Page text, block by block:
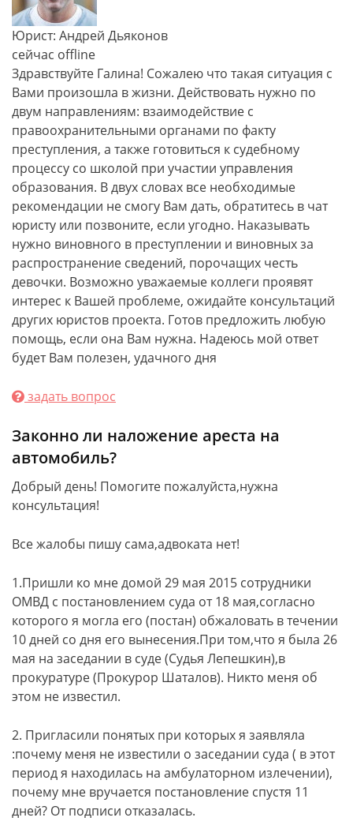
Юрист: Андрей Дьяконов
сейчас offline
Здравствуйте Галина! Сожалею что такая ситуация с
Вами произошла в жизни. Действовать нужно по
двум направлениям: взаимодействие с
правоохранительными органами по факту
преступления, а также готовиться к судебному
процессу со школой при участии управления
образования. В двух словах все необходимые
рекомендации не смогу Вам дать, обратитесь в чат
юристу или позвоните, если угодно. Наказывать
нужно виновного в преступлении и виновных за
распространение сведений, порочащих честь
девочки. Возможно уважаемые коллеги проявят
интерес к Вашей проблеме, ожидайте консультаций
других юристов проекта. Готов предложить любую
помощь, если она Вам нужна. Надеюсь мой ответ
будет Вам полезен, удачного дня
задать вопрос
Законно ли наложение ареста на
автомобиль?
Добрый день! Помогите пожалуйста,нужна
консультация!
Все жалобы пишу сама,адвоката нет!
1.Пришли ко мне домой 29 мая 2015 сотрудники
ОМВД с постановлением суда от 18 мая,согласно
которого я могла его (постан) обжаловать в течении
10 дней со дня его вынесения.При том,что я была 26
мая на заседании в суде (Судья Лепешкин),в
прокуратуре (Прокурор Шаталов). Никто меня об
этом не известил.
2. Пригласили понятых при которых я заявляла
:почему меня не известили о заседании суда ( в этот
период я находилась на амбулаторном излечении),
почему мне вручается постановление спустя 11
дней? От подписи отказалась.